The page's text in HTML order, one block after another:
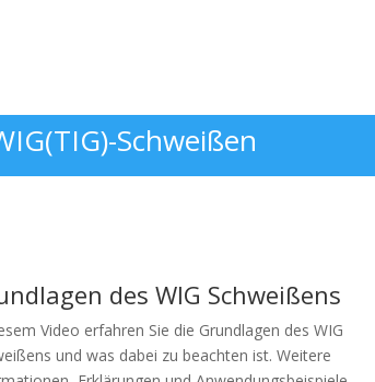
Schweißen
des WIG Schweißens
Video erfahren Sie die Grundlagen des WIG
und was dabei zu beachten ist. Weitere